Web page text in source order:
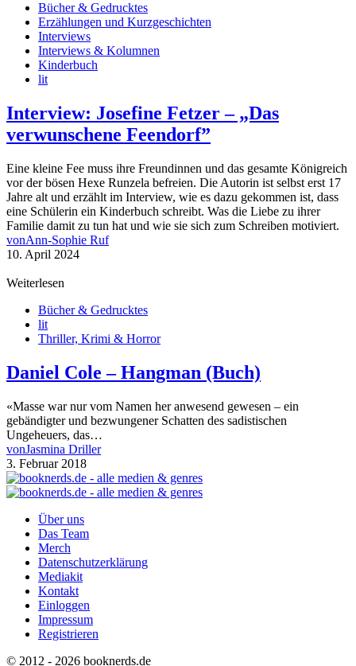
Bücher & Gedrucktes
Erzählungen und Kurzgeschichten
Interviews
Interviews & Kolumnen
Kinderbuch
lit
Interview: Josefine Fetzer – „Das
verwunschene Feendorf”
Eine kleine Fee muss ihre Freundinnen und das gesamte Königreich
vor der bösen Hexe Runzela befreien. Die Autorin ist selbst erst 17
Jahre alt und erzählt im Interview, wie es dazu gekommen ist, dass
eine Schülerin ein Kinderbuch schreibt. Was die Liebe zu ihrer
Familie damit zu tun hat und wie sie sich zum Schreiben motiviert.
vonAnn-Sophie Ruf
10. April 2024
Weiterlesen
Bücher & Gedrucktes
lit
Thriller, Krimi & Horror
Daniel Cole – Hangman (Buch)
«Masse war nur vom Namen her anwesend gewesen – ein
gebändigter und bezwungener Schatten des sadistischen
Ungeheuers, das…
vonJasmina Driller
3. Februar 2018
Über uns
Das Team
Merch
Datenschutzerklärung
Mediakit
Kontakt
Einloggen
Impressum
Registrieren
© 2012 - 2026 booknerds.de